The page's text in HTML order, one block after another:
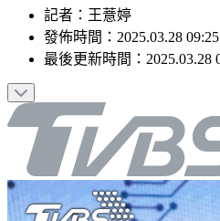
記者：王薏婷
發佈時間：2025.03.28 09:25